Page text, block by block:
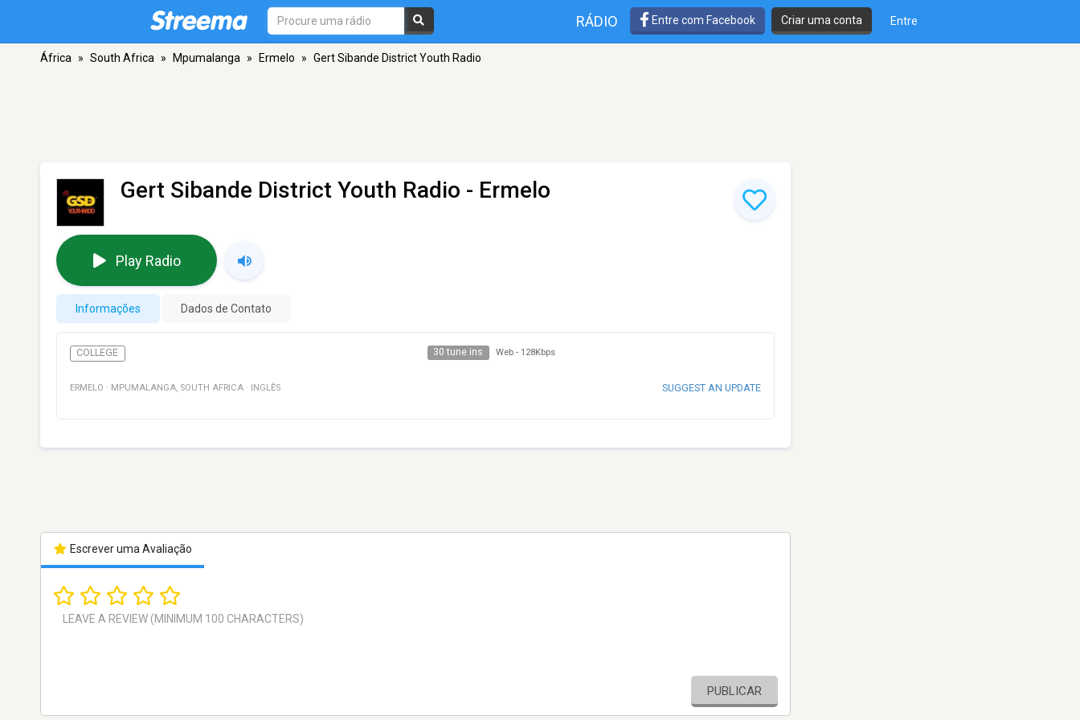
RÁDIO Entre com Facebook Criar uma conta Entre
África » South Africa » Mpumalanga » Ermelo » Gert Sibande District Youth Radio
Gert Sibande District Youth Radio - Ermelo
Play Radio
Informações Dados de Contato
COLLEGE 30 tune ins Web - 128Kbps
ERMELO · MPUMALANGA, SOUTH AFRICA · INGLÊS SUGGEST AN UPDATE
Escrever uma Avaliação
PUBLICAR